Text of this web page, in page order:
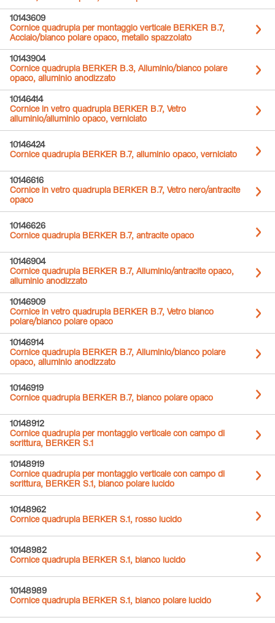
10143609
Cornice quadrupla per montaggio verticale BERKER B.7,
Acciaio/bianco polare opaco, metallo spazzolato
10143904
Cornice quadrupla BERKER B.3, Alluminio/bianco polare
opaco, alluminio anodizzato
10146414
Cornice in vetro quadrupla BERKER B.7, Vetro
alluminio/alluminio opaco, verniciato
10146424
Cornice quadrupla BERKER B.7, alluminio opaco, verniciato
10146616
Cornice in vetro quadrupla BERKER B.7, Vetro nero/antracite
opaco
10146626
Cornice quadrupla BERKER B.7, antracite opaco
10146904
Cornice quadrupla BERKER B.7, Alluminio/antracite opaco,
alluminio anodizzato
10146909
Cornice in vetro quadrupla BERKER B.7, Vetro bianco
polare/bianco polare opaco
10146914
Cornice quadrupla BERKER B.7, Alluminio/bianco polare
opaco, alluminio anodizzato
10146919
Cornice quadrupla BERKER B.7, bianco polare opaco
10148912
Cornice quadrupla per montaggio verticale con campo di
scrittura, BERKER S.1
10148919
Cornice quadrupla per montaggio verticale con campo di
scrittura, BERKER S.1, bianco polare lucido
10148962
Cornice quadrupla BERKER S.1, rosso lucido
10148982
Cornice quadrupla BERKER S.1, bianco lucido
10148989
Cornice quadrupla BERKER S.1, bianco polare lucido